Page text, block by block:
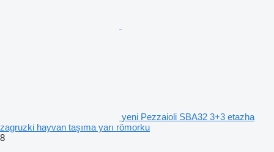
yeni Pezzaioli SBA32 3+3 etazha
zagruzki hayvan taşıma yarı römorku
8